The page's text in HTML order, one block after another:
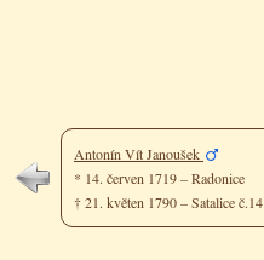
Antonín Vít Janoušek
* 14. červen 1719 – Radonice
† 21. květen 1790 – Satalice č.14